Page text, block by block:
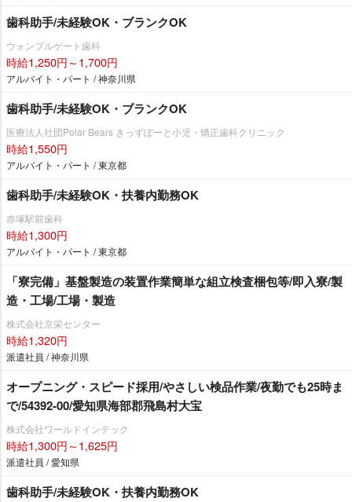
歯科助手/未経験OK・ブランクOK
ウォンブルゲート歯科
時給1,250円～1,700円
アルバイト・パート / 神奈川県
歯科助手/未経験OK・ブランクOK
医療法人社団Polar Bears きっずぽーと小児・矯正歯科クリニック
時給1,550円
アルバイト・パート / 東京都
歯科助手/未経験OK・扶養内勤務OK
赤塚駅前歯科
時給1,300円
アルバイト・パート / 東京都
「寮完備」基盤製造の装置作業簡単な組立検査梱包等/即入寮/製
造・工場/工場・製造
株式会社京栄センター
時給1,320円
派遣社員 / 神奈川県
オープニング・スピード採用/やさしい検品作業/夜勤でも25時ま
で/54392-00/愛知県海部郡飛島村大宝
株式会社ワールドインテック
時給1,300円～1,625円
派遣社員 / 愛知県
歯科助手/未経験OK・扶養内勤務OK